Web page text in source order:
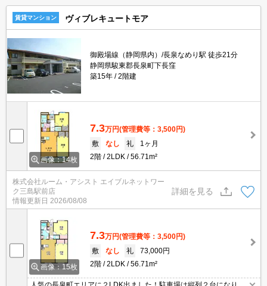
賃貸マンション ヴィブレキュートモア
御殿場線（静岡県内）/長泉なめり駅 徒歩21分
静岡県駿東郡長泉町下長窪
築15年
2階建
画像：14枚
7.3万円(管理費等：3,500円)
敷
なし 礼
1ヶ月
2階
2LDK 56.71m²
株式会社ルーム・アシスト エイブルネットワー
ク三島駅前店
情報更新日 2026/08/08
詳細を見る
画像：15枚
7.3万円(管理費等：3,500円)
敷
なし 礼
73,000円
2階
2LDK 56.71m²